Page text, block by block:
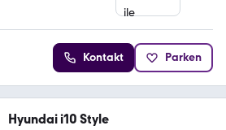
Kontakt Parken
Hyundai i10 Style